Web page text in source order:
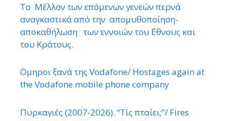
Το Μέλλον των επόμενων γενεών περνά
αναγκαστικά από την απομυθοποίηση-
αποκαθήλωση των εννοιών του ΄Εθνους και
του Κράτους.
΄Ομηροι ξανά της Vodafone/ Hostages again at
the Vodafone mobile phone company
Πυρκαγιές (2007-2026). “Τίς πταίει;”/ Fires